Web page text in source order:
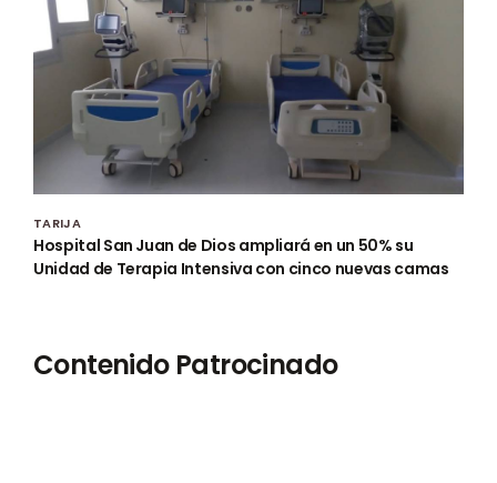
TARIJA
Hospital San Juan de Dios ampliará en un 50% su
Unidad de Terapia Intensiva con cinco nuevas camas
Contenido Patrocinado